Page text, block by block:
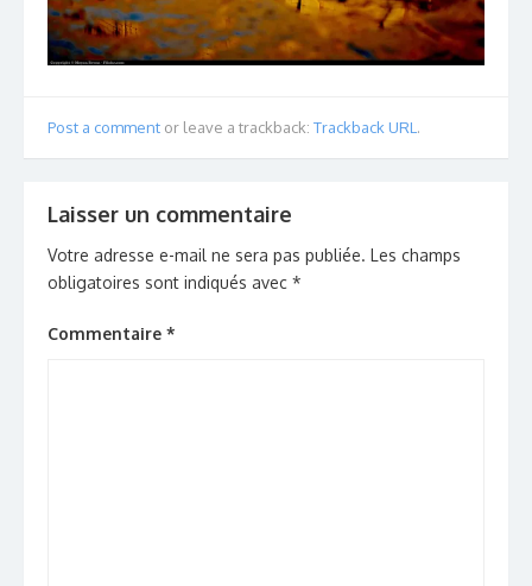
Post a comment or leave a trackback: Trackback URL.
Laisser un commentaire
Votre adresse e-mail ne sera pas publiée. Les champs
obligatoires sont indiqués avec *
Commentaire *